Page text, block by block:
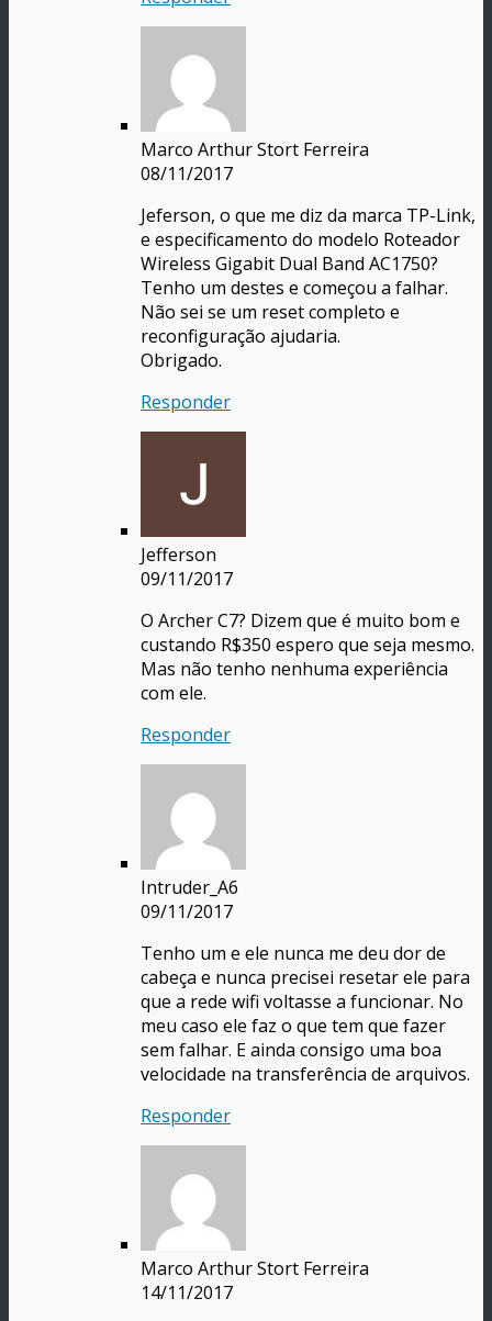
Marco Arthur Stort Ferreira
08/11/2017
Jeferson, o que me diz da marca TP-Link,
e especificamento do modelo Roteador
Wireless Gigabit Dual Band AC1750?
Tenho um destes e começou a falhar.
Não sei se um reset completo e
reconfiguração ajudaria.
Obrigado.
Responder
Jefferson
09/11/2017
O Archer C7? Dizem que é muito bom e
custando R$350 espero que seja mesmo.
Mas não tenho nenhuma experiência
com ele.
Responder
Intruder_A6
09/11/2017
Tenho um e ele nunca me deu dor de
cabeça e nunca precisei resetar ele para
que a rede wifi voltasse a funcionar. No
meu caso ele faz o que tem que fazer
sem falhar. E ainda consigo uma boa
velocidade na transferência de arquivos.
Responder
Marco Arthur Stort Ferreira
14/11/2017